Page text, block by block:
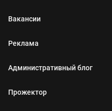
Вакансии
Реклама
Административный блог
Прожектор